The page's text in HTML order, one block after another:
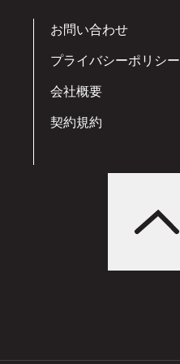
お問い合わせ
プライバシーポリシー
会社概要
契約規約